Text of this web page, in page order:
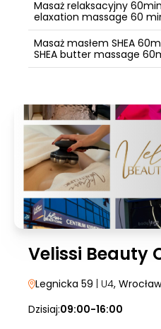
Masaż relaksacyjny
elaxation massage 60
Masaż masłem SHEA
SHEA butter massage
Velissi Beauty
Legnicka 59 | U4, Wrocław
Dzisiaj:09:00-16:00